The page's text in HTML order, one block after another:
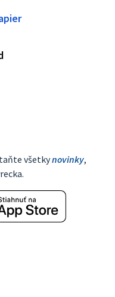
všetkynovinky,